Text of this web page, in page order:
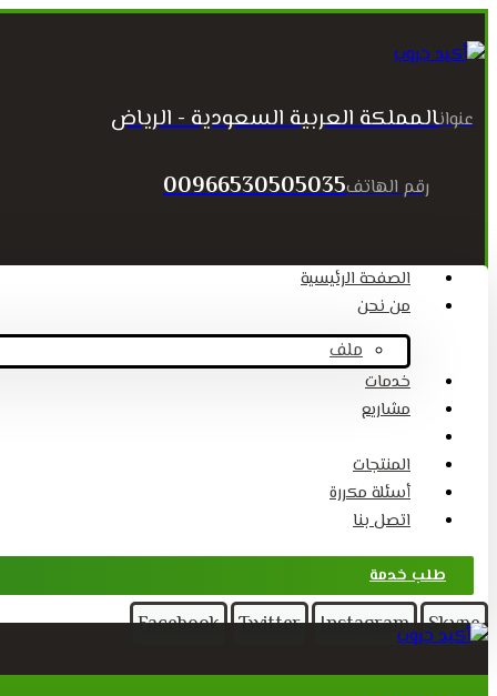
عنوانالمملكة العربية السعودية - الرياض
رقم الهاتف00966530505035
الصفحة الرئيسية
من نحن
ملف
خدمات
مشاريع
المنتجات
أسئلة مكررة
اتصل بنا
طلب خدمة
Facebook Twitter Instagram Skype